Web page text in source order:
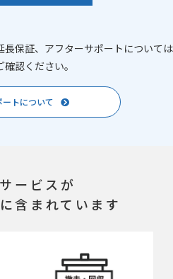
保証、アフターサポートについては
認ください。
トについて
ービスが
含まれています